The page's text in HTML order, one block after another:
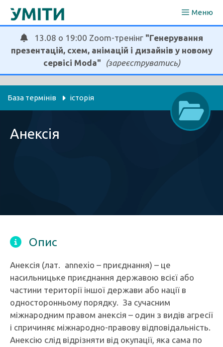
Перейти
Меню
13.08 о 19:00 Zoom-тренінг "Генерування
презентацій, схем, анімацій і дизайнів у новому
сервісі Moda"
(зареєструватись)
База термінів історія
Анексія
Опис
Анексія (лат. annexio – приєднання) – це
насильницьке приєднання державою всієї або
частини території іншої держави або нації в
односторонньому порядку. За сучасним
міжнародним правом анексія – один з видів агресії
і спричиняє міжнародно-правову відповідальність.
Анексію слід відрізняти від окупації, яка сама по